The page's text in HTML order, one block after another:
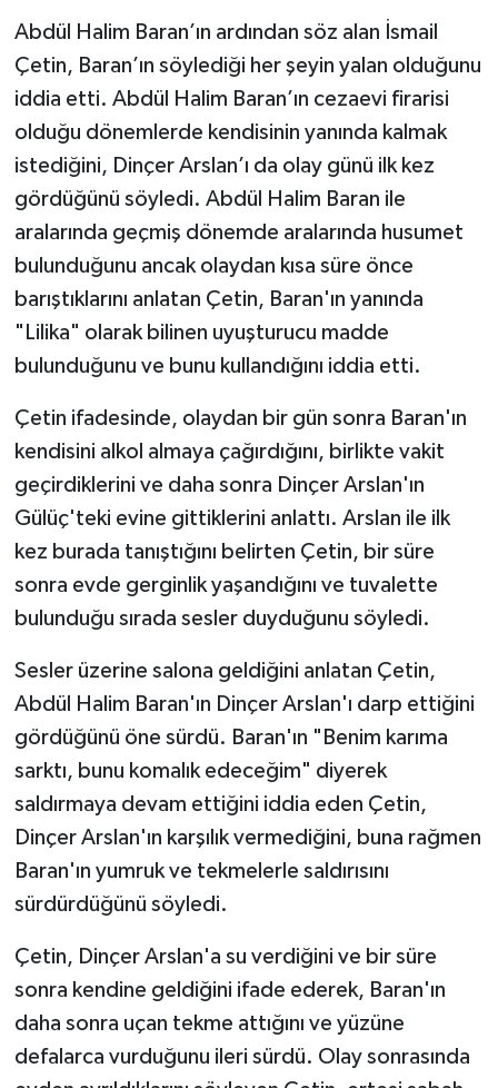
Abdül Halim Baran’ın ardından söz alan İsmail
Çetin, Baran’ın söylediği her şeyin yalan olduğunu
iddia etti. Abdül Halim Baran’ın cezaevi firarisi
olduğu dönemlerde kendisinin yanında kalmak
istediğini, Dinçer Arslan’ı da olay günü ilk kez
gördüğünü söyledi. Abdül Halim Baran ile
aralarında geçmiş dönemde aralarında husumet
bulunduğunu ancak olaydan kısa süre önce
barıştıklarını anlatan Çetin, Baran'ın yanında
"Lilika" olarak bilinen uyuşturucu madde
bulunduğunu ve bunu kullandığını iddia etti.
Çetin ifadesinde, olaydan bir gün sonra Baran'ın
kendisini alkol almaya çağırdığını, birlikte vakit
geçirdiklerini ve daha sonra Dinçer Arslan'ın
Gülüç'teki evine gittiklerini anlattı. Arslan ile ilk
kez burada tanıştığını belirten Çetin, bir süre
sonra evde gerginlik yaşandığını ve tuvalette
bulunduğu sırada sesler duyduğunu söyledi.
Sesler üzerine salona geldiğini anlatan Çetin,
Abdül Halim Baran'ın Dinçer Arslan'ı darp ettiğini
gördüğünü öne sürdü. Baran'ın "Benim karıma
sarktı, bunu komalık edeceğim" diyerek
saldırmaya devam ettiğini iddia eden Çetin,
Dinçer Arslan'ın karşılık vermediğini, buna rağmen
Baran'ın yumruk ve tekmelerle saldırısını
sürdürdüğünü söyledi.
Çetin, Dinçer Arslan'a su verdiğini ve bir süre
sonra kendine geldiğini ifade ederek, Baran'ın
daha sonra uçan tekme attığını ve yüzüne
defalarca vurduğunu ileri sürdü. Olay sonrasında